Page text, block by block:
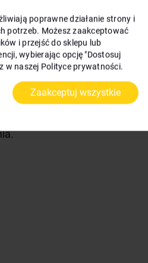
.
.
wygodne, wysokiej
poprawne działanie strony i
potrzeb. Możesz zaakceptować
i przejść do sklepu lub
wybierając opcję "Dostosuj
w naszej Polityce prywatności.
Zaakceptuj wszystkie